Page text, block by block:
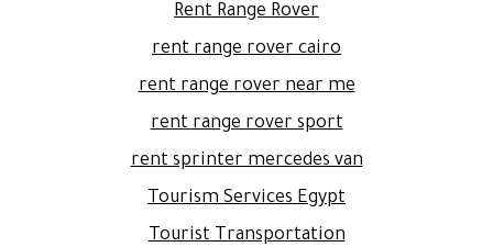
Rent Range Rover
rent range rover cairo
rent range rover near me
rent range rover sport
rent sprinter mercedes van
Tourism Services Egypt
Tourist Transportation